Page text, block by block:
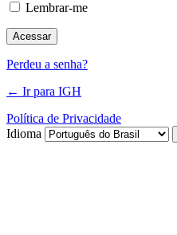
Lembrar-me
Perdeu a senha?
← Ir para IGH
Política de Privacidade
Idioma